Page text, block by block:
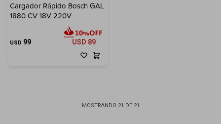
Cargador Rápido Bosch GAL
1880 CV 18V 220V
USD 99 USD 89
MOSTRANDO 21 DE 21